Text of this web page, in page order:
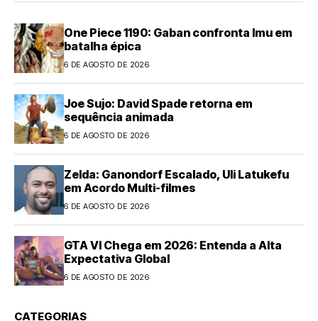
One Piece 1190: Gaban confronta Imu em
batalha épica
6 DE AGOSTO DE 2026
Joe Sujo: David Spade retorna em
sequência animada
6 DE AGOSTO DE 2026
Zelda: Ganondorf Escalado, Uli Latukefu
em Acordo Multi-filmes
6 DE AGOSTO DE 2026
GTA VI Chega em 2026: Entenda a Alta
Expectativa Global
6 DE AGOSTO DE 2026
CATEGORIAS